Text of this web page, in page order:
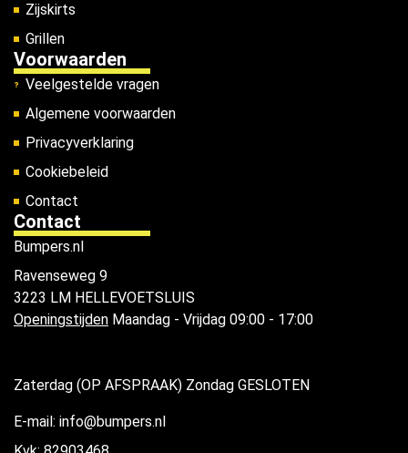
Zijskirts
Grillen
Voorwaarden
Veelgestelde vragen
Algemene voorwaarden
Privacyverklaring
Cookiebeleid
Contact
Contact
Bumpers.nl
Ravenseweg 9
3223 LM HELLEVOETSLUIS
Openingstijden Maandag - Vrijdag 09:00 - 17:00
Zaterdag (OP AFSPRAAK) Zondag GESLOTEN
E-mail: info@bumpers.nl